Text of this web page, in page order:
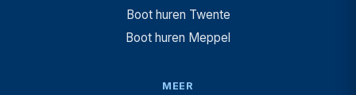
Boot huren Twente
Boot huren Meppel
MEER